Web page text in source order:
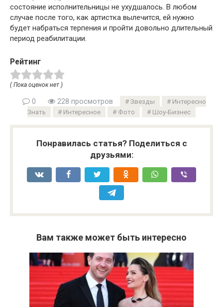
состояние исполнительницы не ухудшалось. В любом
случае после того, как артистка вылечится, ей нужно
будет набраться терпения и пройти довольно длительный
период реабилитации.
Рейтинг
( Пока оценок нет )
0 228 просмотров Звезды
Интересно
Знать
Интересное Фото Шоу-Бизнес
Понравилась статья? Поделиться с
друзьями:
Вам также может быть интересно